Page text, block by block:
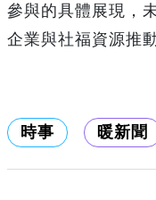
參與的具體展現，
企業與社福資源推
時事 暖新聞